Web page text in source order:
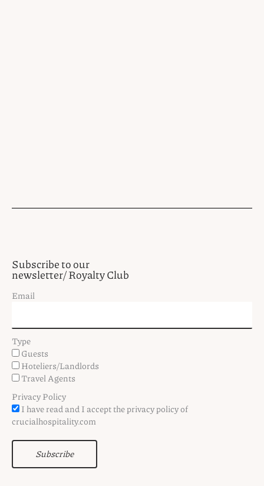
Subscribe to our
newsletter/ Royalty Club
Email
Type
Guests
Hoteliers/Landlords
Travel Agents
Privacy Policy
I have read and I accept the privacy policy of
crucialhospitality.com
Subscribe